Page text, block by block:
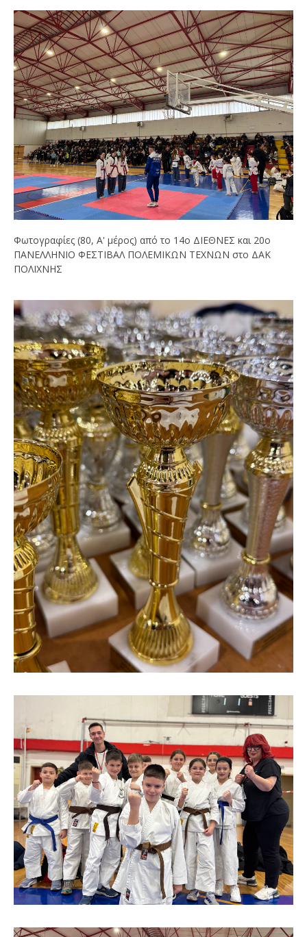
Φωτογραφίες (80, Α' μέρος) από το 14ο ΔΙΕΘΝΕΣ και 20ο
ΠΑΝΕΛΛΗΝΙΟ ΦΕΣΤΙΒΑΛ ΠΟΛΕΜΙΚΩΝ ΤΕΧΝΩΝ στο ΔΑΚ
ΠΟΛΙΧΝΗΣ